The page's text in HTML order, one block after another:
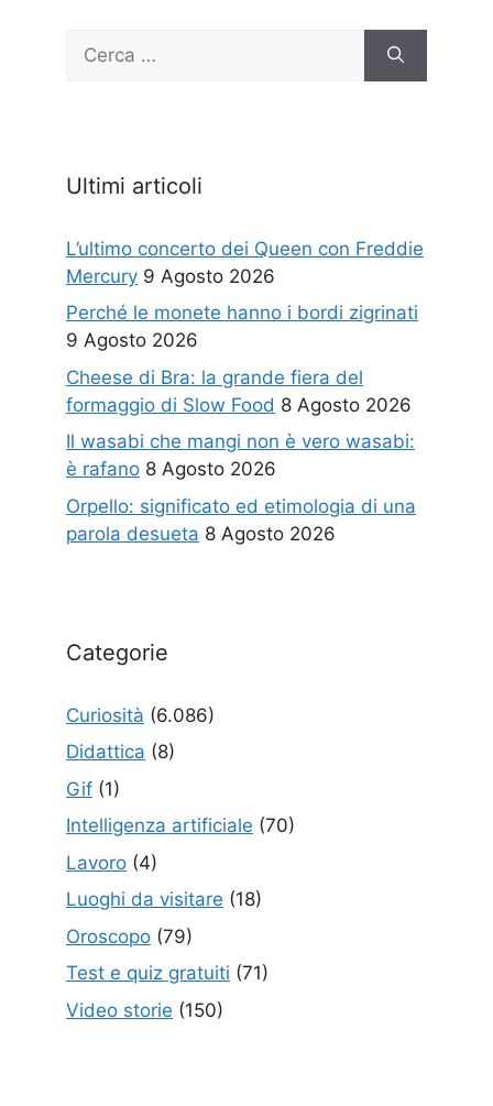
per:
Ultimi articoli
L’ultimo concerto dei Queen con Freddie
Mercury 9 Agosto 2026
Perché le monete hanno i bordi zigrinati
9 Agosto 2026
Cheese di Bra: la grande fiera del
formaggio di Slow Food 8 Agosto 2026
Il wasabi che mangi non è vero wasabi:
è rafano 8 Agosto 2026
Orpello: significato ed etimologia di una
parola desueta 8 Agosto 2026
Categorie
Curiosità (6.086)
Didattica (8)
Gif (1)
Intelligenza artificiale (70)
Lavoro (4)
Luoghi da visitare (18)
Oroscopo (79)
Test e quiz gratuiti (71)
Video storie (150)